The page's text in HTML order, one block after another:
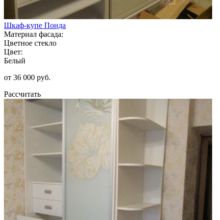
Шкаф-купе Понда
Материал фасада:
Цветное стекло
Цвет:
Белый
от 36 000 руб.
Рассчитать